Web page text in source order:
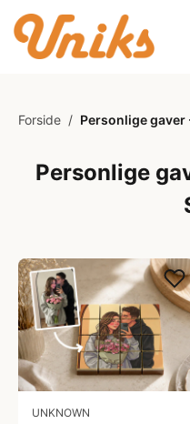
Forside / Personlige gaver
Personlige
UNKNOWN